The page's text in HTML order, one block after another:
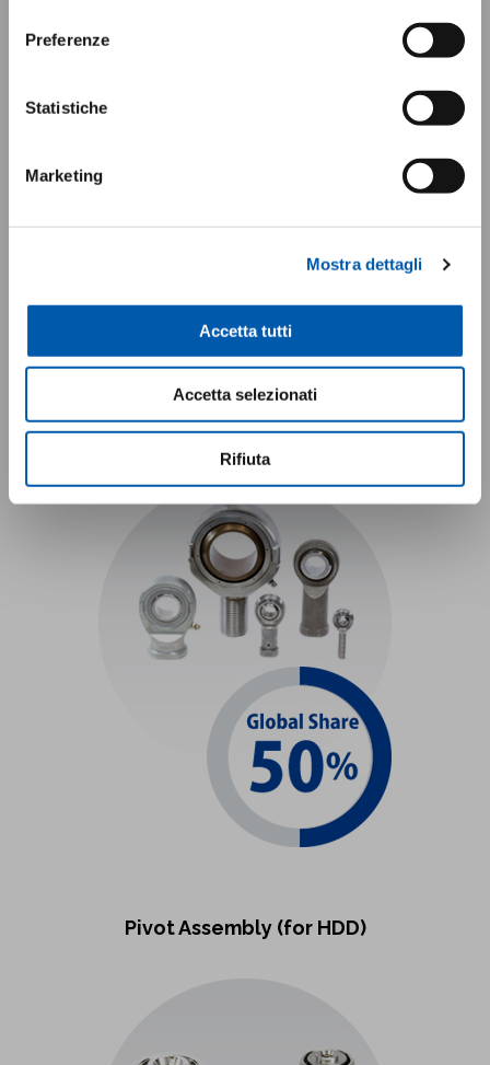
Preferenze
Statistiche
Marketing
Mostra dettagli
Accetta tutti
Accetta selezionati
Rifiuta
Aircraft Rod End Bearings
Pivot Assembly (for HDD)